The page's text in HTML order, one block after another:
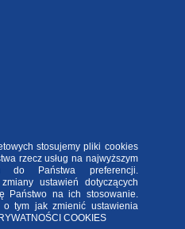
mobilną FA Group!
Regulamin
Kontakt
dostępności
stosujemy pliki cookies
rzecz usług na najwyższym
do Państwa preferencji.
ustawień dotyczących
Państwo na ich stosowanie.
tym jak zmienić ustawienia
COOKIES